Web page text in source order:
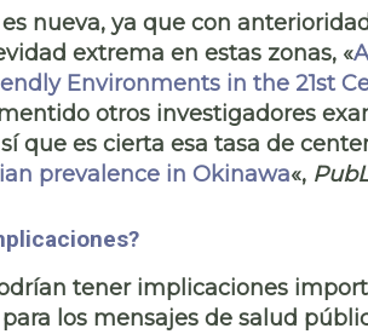
nueva, ya que con
extrema en estas zonas, «
Environments in the 21st
otros investigadores
que es cierta esa tasa de
prevalence in Okinawa«,
tener implicaciones
los mensajes de salud